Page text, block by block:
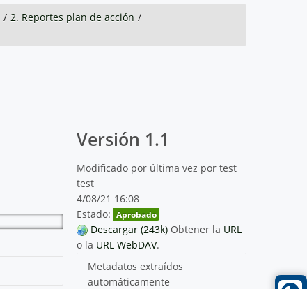
/ 2. Reportes plan de acción /
Versión 1.1
Modificado por última vez por test
test
4/08/21 16:08
Estado: Aprobado
Descargar (243k) Obtener la URL
o la URL WebDAV.
Metadatos extraídos
automáticamente